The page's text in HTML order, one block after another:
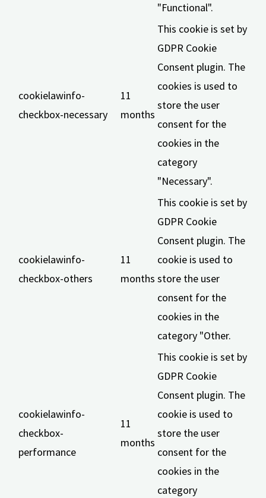
"Functional".
cookielawinfo-
checkbox-necessary
11
months
This cookie is set by
GDPR Cookie
Consent plugin. The
cookies is used to
store the user
consent for the
cookies in the
category
"Necessary".
cookielawinfo-
checkbox-others
11
months
This cookie is set by
GDPR Cookie
Consent plugin. The
cookie is used to
store the user
consent for the
cookies in the
category "Other.
cookielawinfo-
checkbox-
performance
11
months
This cookie is set by
GDPR Cookie
Consent plugin. The
cookie is used to
store the user
consent for the
cookies in the
category